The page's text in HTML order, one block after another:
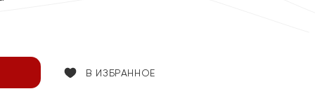
В ИЗБРАННОЕ